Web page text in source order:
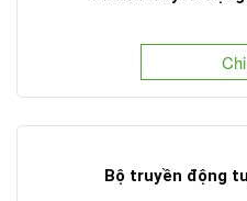
Bộ truyền động